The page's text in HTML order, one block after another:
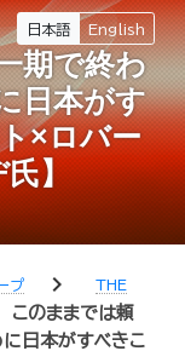
日本語 English
期で終わ
日本がす
×ロバー
氏】
プ chevron_right
THE
このままでは頼
日本がすべきこ